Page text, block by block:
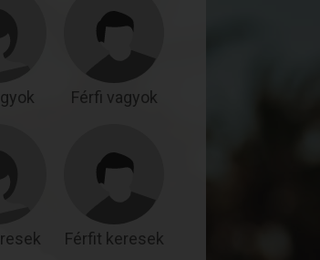
Férfi vagyok
Férfit keresek